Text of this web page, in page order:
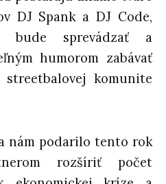
DJ Spank a DJ Code,
bude sprevádzať a
humorom zabávať
komunite
nám podarilo tento rok
rozšíriť počet